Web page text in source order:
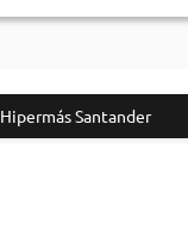
Hipermás Santander